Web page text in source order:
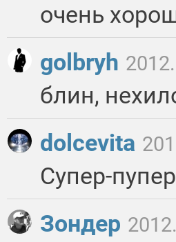
очень
golbryh
блин,
dolcevita
Супер-
Зондер